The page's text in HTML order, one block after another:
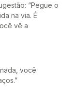
“Pegue o
na via. É
vê a
você